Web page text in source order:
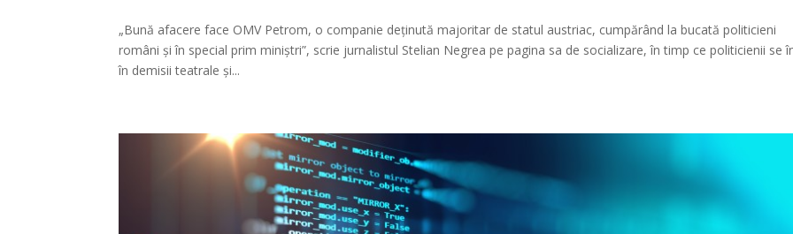
„Bună afacere face OMV Petrom, o companie deținută majoritar de statul austriac, cumpărând la bucată politicieni
români și în special prim miniștri”, scrie jurnalistul Stelian Negrea pe pagina sa de socializare, în timp ce politicienii se
în demisii teatrale și...